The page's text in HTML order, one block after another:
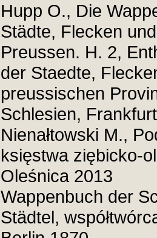
Hupp O., Die
Städte, Flecken
Preussen. H. 2,
der Staedte,
preussischen
Schlesien,
Nienałtowski M.,
księstwa ziębicko-
Oleśnica 2013
Wappenbuch der
Städtel,